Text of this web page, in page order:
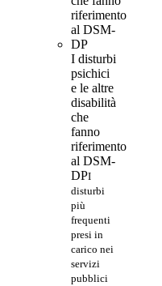
I disturbi
psichici
e le altre
disabilità
che
fanno
riferimento
al DSM-
DPI
disturbi
più
frequenti
presi in
carico nei
servizi
pubblici